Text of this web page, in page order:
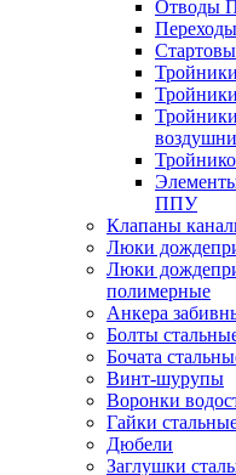
Отводы
ППУ
Клапаны
Люки
Люки
полимерные
Анкера
Болты
Бочата
Винт-шурупы
Воронки
Гайки
Дюбели
Заглушки